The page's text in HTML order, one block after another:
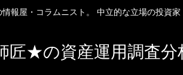
報屋・コラムニスト。 中立的な立場の投資
★の資産運用調査分